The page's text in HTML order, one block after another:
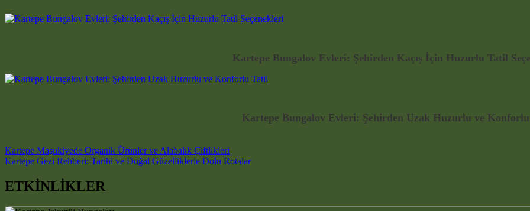
Kartepe Bungalov Evleri: Şehirden Kaçış İçin Huzurlu Tatil
Kartepe Bungalov Evleri: Şehirden Uzak Huzurlu ve
Post navigation
Kartepe Maşukiyede Organik Ürünler ve Alabalık Çiftlikleri
Kartepe Gezi Rehberi: Tarihi ve Doğal Güzelliklerle Dolu Rotalar
ETKİNLİKLER